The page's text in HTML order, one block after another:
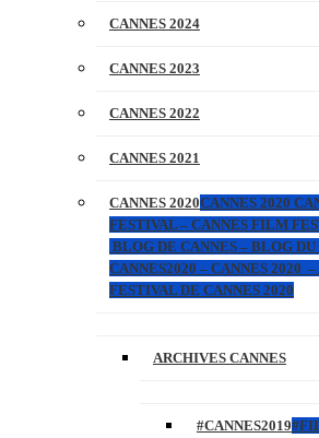
CANNES 2024
CANNES 2023
CANNES 2022
CANNES 2021
CANNES 2020CANNES 2020
FESTIVAL – CANNES FILM
BLOG DE CANNES – BLOG
CANNES2020 – CANNES 2020
FESTIVAL DE CANNES 2020
ARCHIVES CANNES
#CANNES2019